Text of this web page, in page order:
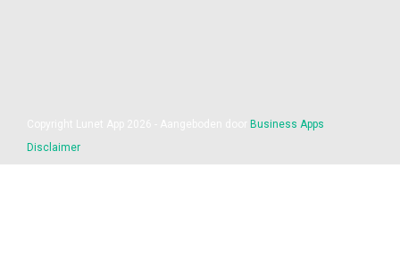
Business Apps
Disclaimer